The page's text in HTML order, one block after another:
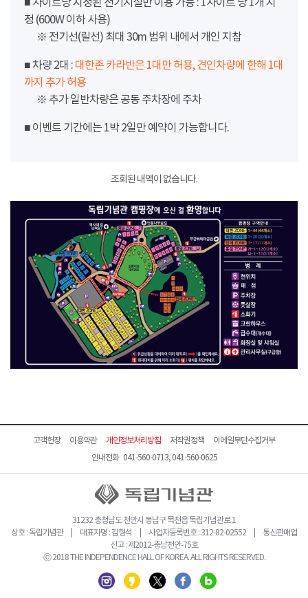
정 (600W 이하 사용)
※ 전기선(릴선) 최대 30m 범위 내에서 개인 지참
■ 차량 2대 : 대한존 카라반은 1대만 허용, 견인차량에 한해 1대
까지 추가 허용
※ 추가 일반차량은 공동 주차장에 주차
■ 이벤트 기간에는 1박 2일만 예약이 가능합니다.
조회된 내역이 없습니다.
고객헌장 이용약관 개인정보처리방침 저작권정책
이메일무단수집거부
안내전화 041-560-0713, 041-560-0625
31232 충청남도 천안시 동남구 목천읍 독립기념관로 1
상호 : 독립기념관 | 대표자명 : 김형석 | 사업자등록번호 : 312-82-02552 | 통신판매업
신고 : 제2012-충남천안-75호
ⓒ 2018 THE INDEPENDENCE HALL OF KOREA. ALL RIGHTS RESERVED.